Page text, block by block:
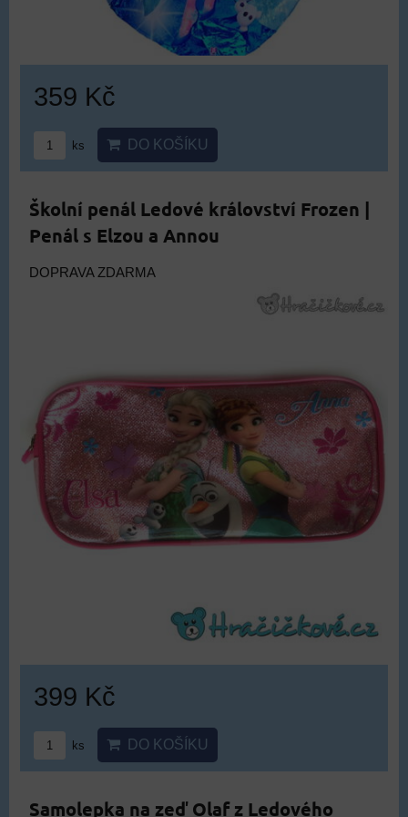
359 Kč
ks DO KOŠÍKU
Školní penál Ledové království Frozen |
Penál s Elzou a Annou
DOPRAVA ZDARMA
399 Kč
ks DO KOŠÍKU
Samolepka na zeď Olaf z Ledového